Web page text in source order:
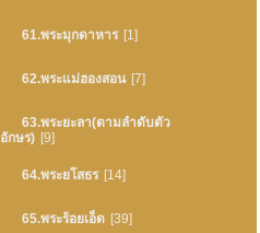
61.พระมุกดาหาร [1]
62.พระแม่ฮองสอน [7]
63.พระยะลา(ตามลำดับตัว
อักษร) [9]
64.พระยโสธร [14]
65.พระร้อยเอ็ด [39]